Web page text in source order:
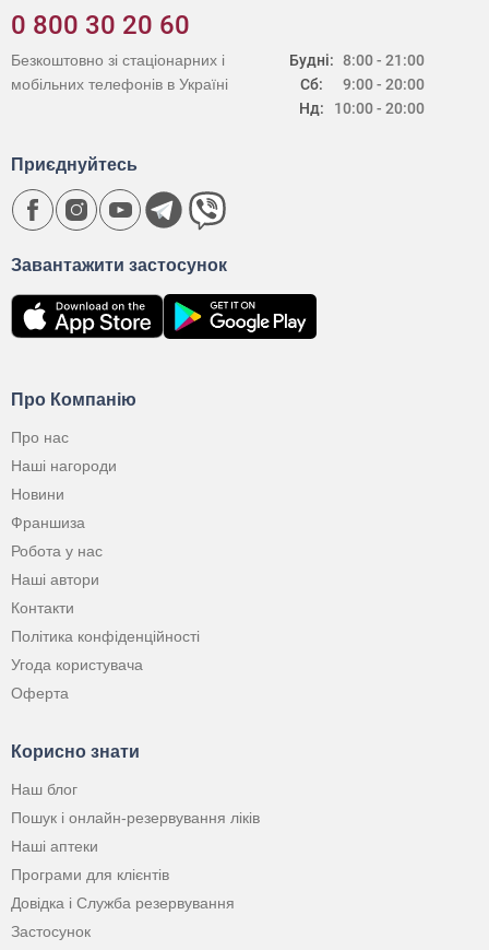
0 800 30 20 60
Будні:
Сб:
Нд:
8:00 - 21:00
9:00 - 20:00
10:00 - 20:00
Безкоштовно зі стаціонарних і
мобільних телефонів в Україні
Про Компанію
Про нас
Наші нагороди
Новини
Франшиза
Робота у нас
Наші автори
Контакти
Політика конфіденційності
Угода користувача
Оферта
Корисно знати
Наш блог
Пошук і онлайн-резервування ліків
Наші аптеки
Програми для клієнтів
Довідка і Служба резервування
Застосунок
Завантажити застосунок
Приєднуйтесь